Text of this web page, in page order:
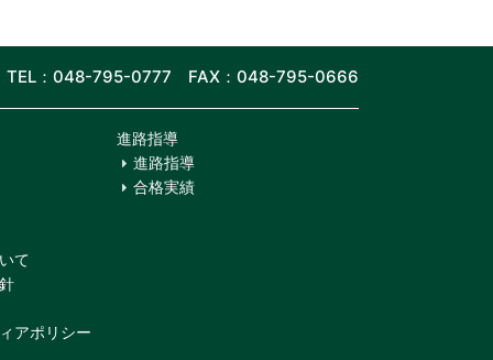
TEL：048-795-0777 FAX：048-795-0666
て
アポリシー
進路指導
進路指導
合格実績